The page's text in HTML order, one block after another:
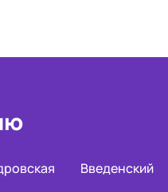
Введенский